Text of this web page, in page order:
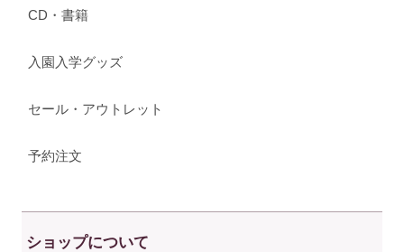
CD・書籍
入園入学グッズ
セール・アウトレット
予約注文
ショップについて